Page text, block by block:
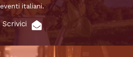
eventi italiani.
Scrivici